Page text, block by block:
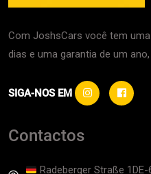
Com JoshsCars você tem
dias e uma garantia de um
SIGA-NOS EM
Contactos
Radeberger Straße